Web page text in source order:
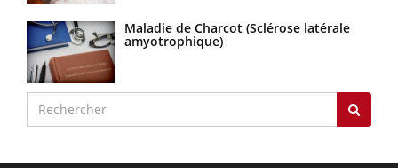
Maladie de Charcot (Sclérose latérale
amyotrophique)